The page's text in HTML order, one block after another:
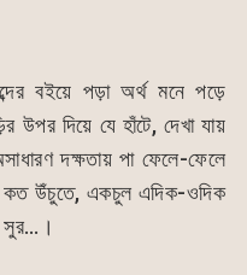
বইয়ে পড়া অর্থ মনে পড়ে
উপর দিয়ে যে হাঁটে, দেখা যায়
দক্ষতায় পা ফেলে-ফেলে
কত উঁচুতে, একচুল এদিক-ওদিক
সুর…।